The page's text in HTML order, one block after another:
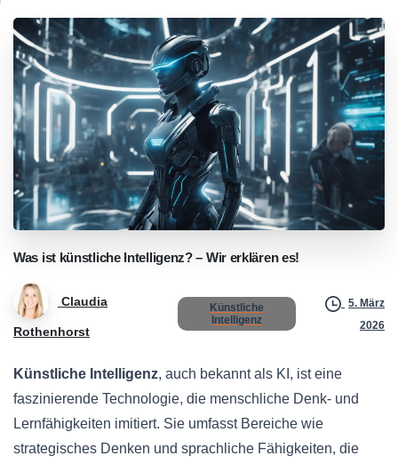
Was ist künstliche Intelligenz? – Wir erklären es!
Claudia
Rothenhorst
Künstliche
Intelligenz
5. März
2026
Künstliche Intelligenz, auch bekannt als KI, ist eine
faszinierende Technologie, die menschliche Denk- und
Lernfähigkeiten imitiert. Sie umfasst Bereiche wie
strategisches Denken und sprachliche Fähigkeiten, die